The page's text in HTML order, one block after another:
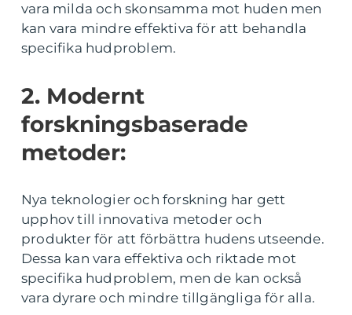
vara milda och skonsamma mot huden men
kan vara mindre effektiva för att behandla
specifika hudproblem.
2. Modernt
forskningsbaserade
metoder:
Nya teknologier och forskning har gett
upphov till innovativa metoder och
produkter för att förbättra hudens utseende.
Dessa kan vara effektiva och riktade mot
specifika hudproblem, men de kan också
vara dyrare och mindre tillgängliga för alla.